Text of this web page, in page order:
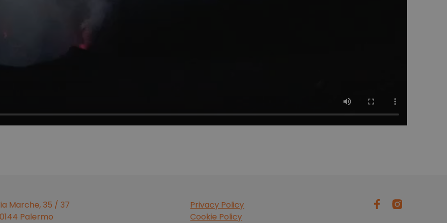
Marche, 35 / 37
Palermo
Privacy Policy
Cookie Policy